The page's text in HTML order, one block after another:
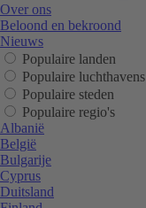
Over ons
Beloond en bekroond
Nieuws
Populaire landen
Populaire luchthavens
Populaire steden
Populaire regio's
Albanië
België
Bulgarije
Cyprus
Duitsland